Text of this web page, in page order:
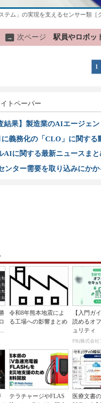
テム」の実現を支えるセンサー類［
→ 次ページ 駅員やロボッ
1
トペーパー
結果】製造業のAIエージェ
に義務化の「CLO」に関する
AIに関する最新ニュースまと
ンター需要を取り込みにか
令和8年熊本地震によ
る工場への影響まとめ
【入門ガ
読めるオ
ュリティ
テラチャージやFLAS
医療文書